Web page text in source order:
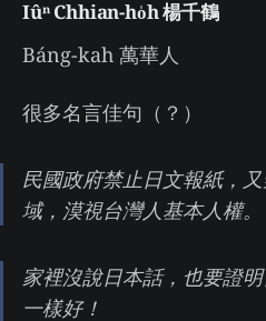
Iûⁿ Chhian-ho̍h 楊千鶴
Báng-kah 萬華人
很多名言佳句（？）
民國政府禁止日文報紙，
域，漠視台灣人基本人權。
家裡沒說日本話，也要證
一樣好！